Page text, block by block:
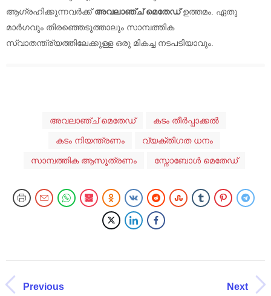
ആഗ്രഹിക്കുന്നവർക്ക്അവലാഞ്ച് മെതേഡ്ഉത്തമം. ഏതു
മാർഗവും തിരഞ്ഞെടുത്താലും സാമ്പത്തിക
സ്വാതന്ത്ര്യത്തിലേക്കുള്ള ഒരു മികച്ച നടപടിയാവും.
അവലാഞ്ച് മെതേഡ് കടം തീർപ്പാക്കൽ
കടം നിയന്ത്രണം വ്യക്തിഗത ധനം
സാമ്പത്തിക ആസൂത്രണം സ്നോബോൾ മെതേഡ്
Previous Next